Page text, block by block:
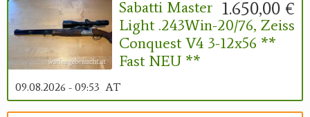
1.650,00 €
Sabatti Master
Light .243Win-20/76, Zeiss
Conquest V4 3-12x56 **
Fast NEU **
09.08.2026 - 09:53 AT